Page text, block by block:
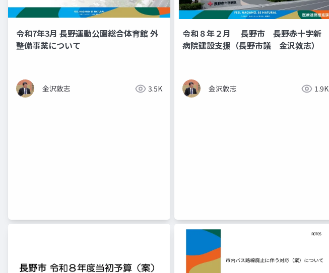
令和7年3月 長野運動公園総合体育館 外
整備事業について
金沢敦志 3.5K
令和８年２月 長野市 長野赤十字新
病院建設支援（長野市議 金沢敦志）
金沢敦志 1.9K